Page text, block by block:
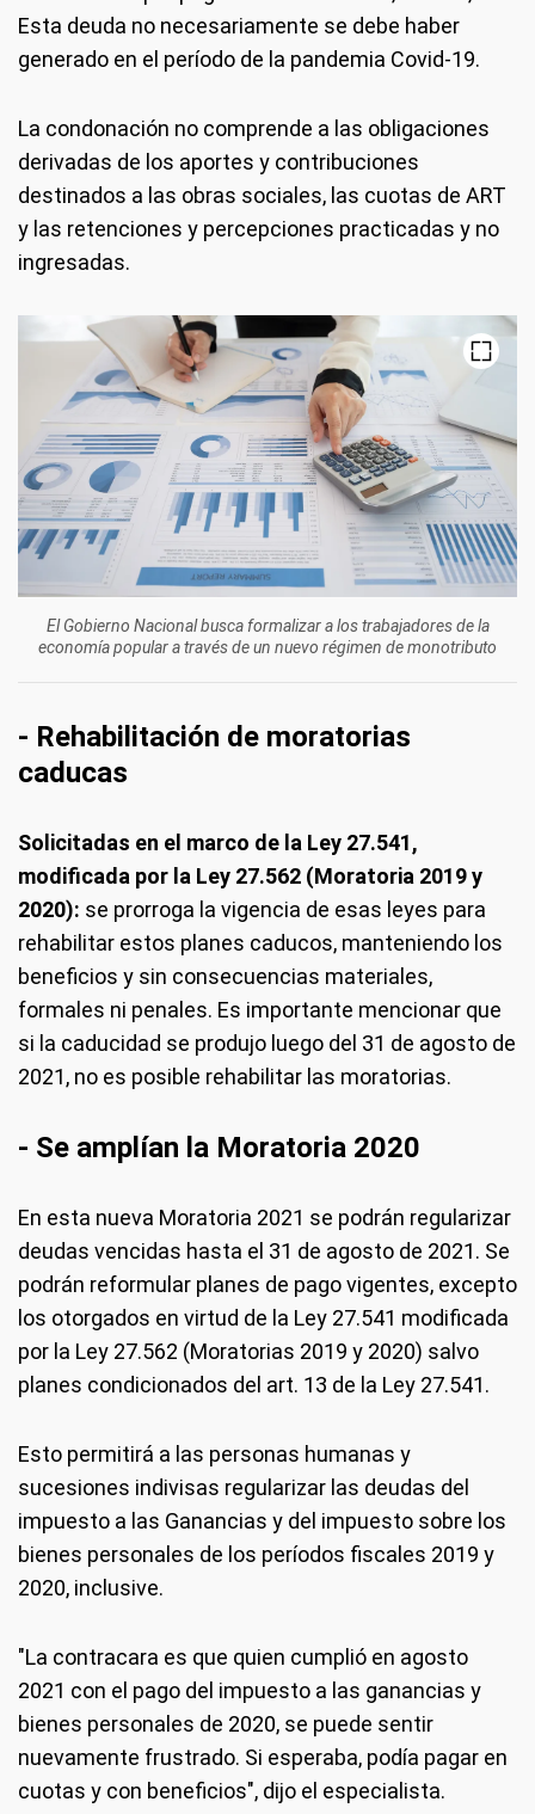
Esta deuda no necesariamente se debe haber
generado en el período de la pandemia Covid-19.
La condonación no comprende a las obligaciones
derivadas de los aportes y contribuciones
destinados a las obras sociales, las cuotas de ART
y las retenciones y percepciones practicadas y no
ingresadas.
El Gobierno Nacional busca formalizar a los trabajadores de la
economía popular a través de un nuevo régimen de monotributo
- Rehabilitación de moratorias
caducas
Solicitadas en el marco de la Ley 27.541,
modificada por la Ley 27.562 (Moratoria 2019 y
2020): se prorroga la vigencia de esas leyes para
rehabilitar estos planes caducos, manteniendo los
beneficios y sin consecuencias materiales,
formales ni penales. Es importante mencionar que
si la caducidad se produjo luego del 31 de agosto de
2021, no es posible rehabilitar las moratorias.
- Se amplían la Moratoria 2020
En esta nueva Moratoria 2021 se podrán regularizar
deudas vencidas hasta el 31 de agosto de 2021. Se
podrán reformular planes de pago vigentes, excepto
los otorgados en virtud de la Ley 27.541 modificada
por la Ley 27.562 (Moratorias 2019 y 2020) salvo
planes condicionados del art. 13 de la Ley 27.541.
Esto permitirá a las personas humanas y
sucesiones indivisas regularizar las deudas del
impuesto a las Ganancias y del impuesto sobre los
bienes personales de los períodos fiscales 2019 y
2020, inclusive.
"La contracara es que quien cumplió en agosto
2021 con el pago del impuesto a las ganancias y
bienes personales de 2020, se puede sentir
nuevamente frustrado. Si esperaba, podía pagar en
cuotas y con beneficios", dijo el especialista.